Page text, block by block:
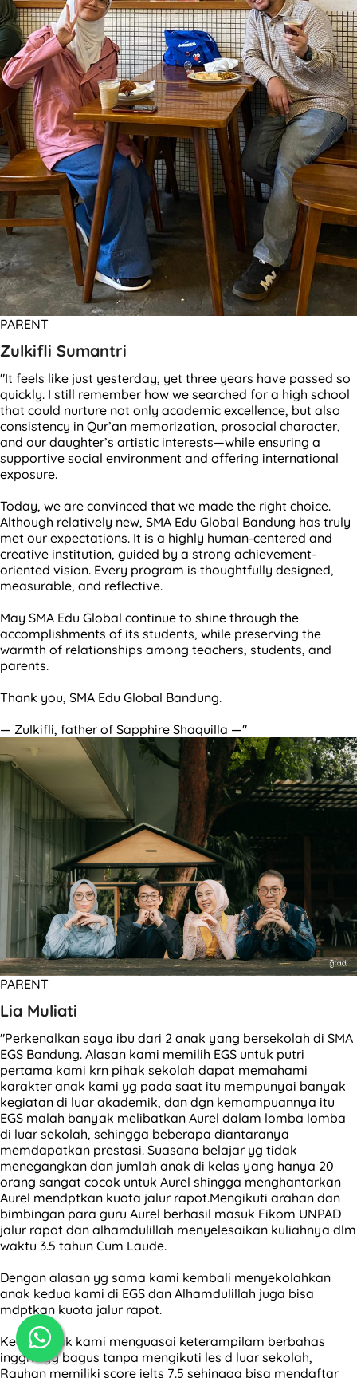
PARENT
Zulkifli Sumantri
"It feels like just yesterday, yet three years have passed so
quickly. I still remember how we searched for a high school
that could nurture not only academic excellence, but also
consistency in Qur’an memorization, prosocial character,
and our daughter’s artistic interests—while ensuring a
supportive social environment and offering international
exposure.
Today, we are convinced that we made the right choice.
Although relatively new, SMA Edu Global Bandung has truly
met our expectations. It is a highly human-centered and
creative institution, guided by a strong achievement-
oriented vision. Every program is thoughtfully designed,
measurable, and reflective.
May SMA Edu Global continue to shine through the
accomplishments of its students, while preserving the
warmth of relationships among teachers, students, and
parents.
Thank you, SMA Edu Global Bandung.
— Zulkifli, father of Sapphire Shaquilla —"
PARENT
Lia Muliati
"Perkenalkan saya ibu dari 2 anak yang bersekolah di SMA
EGS Bandung. Alasan kami memilih EGS untuk putri
pertama kami krn pihak sekolah dapat memahami
karakter anak kami yg pada saat itu mempunyai banyak
kegiatan di luar akademik, dan dgn kemampuannya itu
EGS malah banyak melibatkan Aurel dalam lomba lomba
di luar sekolah, sehingga beberapa diantaranya
memdapatkan prestasi. Suasana belajar yg tidak
menegangkan dan jumlah anak di kelas yang hanya 20
orang sangat cocok untuk Aurel shingga menghantarkan
Aurel mendptkan kuota jalur rapot.Mengikuti arahan dan
bimbingan para guru Aurel berhasil masuk Fikom UNPAD
jalur rapot dan alhamdulillah menyelesaikan kuliahnya dlm
waktu 3.5 tahun Cum Laude.
Dengan alasan yg sama kami kembali menyekolahkan
anak kedua kami di EGS dan Alhamdulillah juga bisa
mdptkan kuota jalur rapot.
Kedua anak kami menguasai keterampilam berbahas
inggris yg bagus tanpa mengikuti les d luar sekolah,
Rayhan memiliki score ielts 7.5 sehingga bisa mendaftar